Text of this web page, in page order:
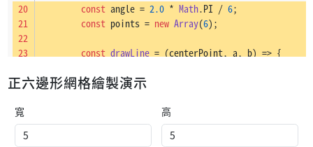
const angle = 2.0 * Math.PI / 6;
const points = new Array(6);
const drawLine = (centerPoint, a, b) => {
            ctx.
moveTo
();
        };
正六邊形網格繪製演示
寬 高